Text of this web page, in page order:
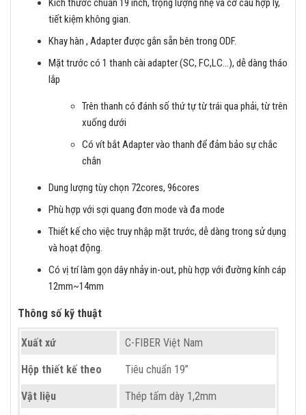
Kích thước chuẩn 19 inch, trọng lượng nhẹ và cơ cấu hợp lý,
tiết kiệm không gian.
Khay hàn , Adapter được gắn sẵn bên trong ODF.
Mặt trước có 1 thanh cài adapter (SC, FC,LC…), dễ dàng tháo
lắp
Trên thanh có đánh số thứ tự từ trái qua phải, từ trên
xuống dưới
Có vít bắt Adapter vào thanh để đảm bảo sự chắc
chắn
Dung lượng tùy chọn 72cores, 96cores
Phù hợp với sợi quang đơn mode và đa mode
Thiết kế cho việc truy nhập mặt trước, dễ dàng trong sử dụng
và hoạt động.
Có vị trí làm gọn dây nhảy in-out, phù hợp với đường kính cáp
12mm~14mm
Thông số kỹ thuật
Xuất xứ C-FIBER Việt Nam
Hộp thiết kế theo Tiêu chuẩn 19”
Vật liệu Thép tấm dày 1,2mm